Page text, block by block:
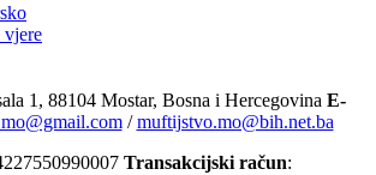
1, 88104 Mostar, Bosna i Hercegovina E-
/muftijstvo.mo@bih.net.ba
Transakcijski račun: